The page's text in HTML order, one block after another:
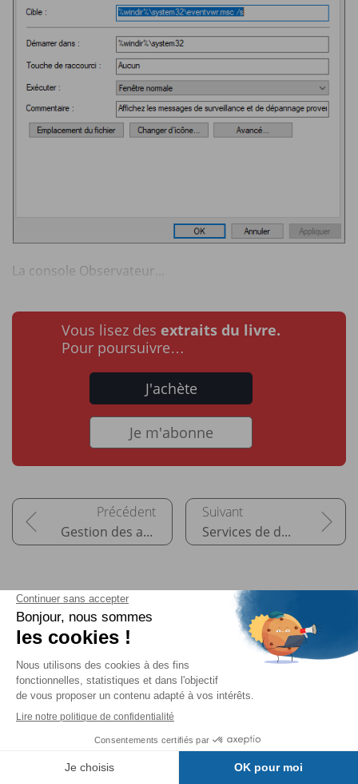
La console Observateur...
Vous lisez des extraits du livre.
Pour poursuivre…
J'achète
Je m'abonne
Gestion des applications Services de domaine Active Directory
Pour aller plus loin